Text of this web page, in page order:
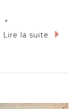
Lire la suite